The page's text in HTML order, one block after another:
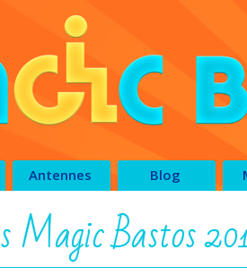
Antennes Blog
Magic Bastos